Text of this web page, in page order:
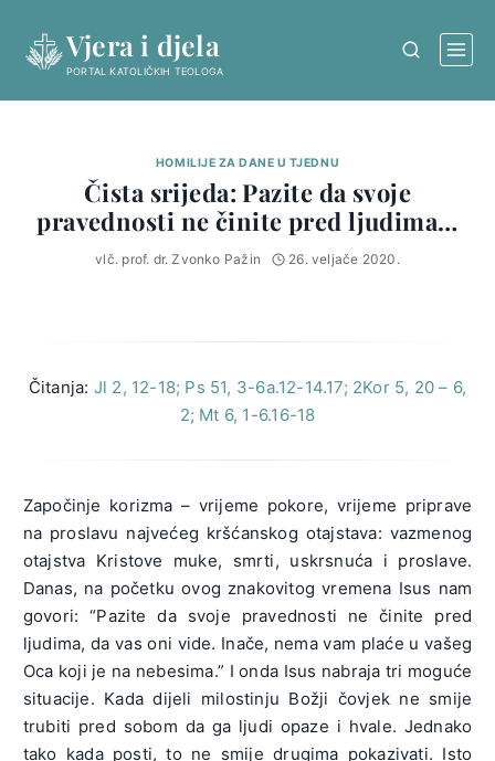
content
Vjera i djela
PORTAL KATOLIČKIH TEOLOGA
HOMILIJE ZA DANE U TJEDNU
Čista srijeda: Pazite da svoje
pravednosti ne činite pred ljudima…
vlč. prof. dr. Zvonko Pažin 26. veljače 2020.
Čitanja: Jl 2, 12-18; Ps 51, 3-6a.12-14.17; 2Kor 5, 20 – 6,
2; Mt 6, 1-6.16-18
Započinje korizma – vrijeme pokore, vrijeme priprave
na proslavu najvećeg kršćanskog otajstava: vazmenog
otajstva Kristove muke, smrti, uskrsnuća i proslave.
Danas, na početku ovog znakovitog vremena Isus nam
govori: “Pazite da svoje pravednosti ne činite pred
ljudima, da vas oni vide. Inače, nema vam plaće u vašeg
Oca koji je na nebesima.” I onda Isus nabraja tri moguće
situacije. Kada dijeli milostinju Božji čovjek ne smije
trubiti pred sobom da ga ljudi opaze i hvale. Jednako
tako kada posti, to ne smije drugima pokazivati. Isto